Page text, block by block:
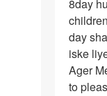
puchhna
chahunga
ki…
8day
day
iske
Ager
to